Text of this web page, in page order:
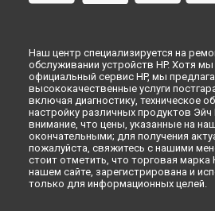
Наш центр специализируется на
обслуживании устройств HP. Хотя
официальный сервис HP, мы
высококачественные услуги
включая диагностику, техническое
настройку различных продуктов Эйч
внимание, что цены, указанные на
окончательными; для получения
пожалуйста, свяжитесь с нашими
стоит отметить, что торговая марка
нашем сайте, зарегистрирована и
только для информационных целей.